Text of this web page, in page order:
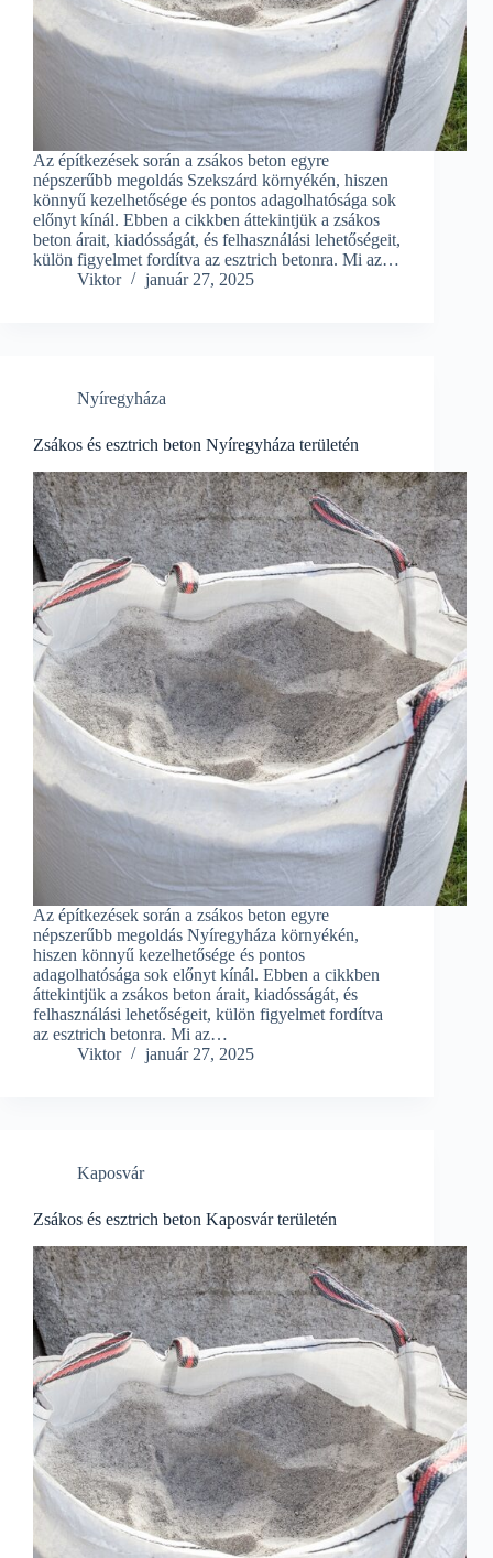
Az építkezések során a zsákos beton egyre
népszerűbb megoldás Szekszárd környékén, hiszen
könnyű kezelhetősége és pontos adagolhatósága sok
előnyt kínál. Ebben a cikkben áttekintjük a zsákos
beton árait, kiadósságát, és felhasználási lehetőségeit,
külön figyelmet fordítva az esztrich betonra. Mi az…
Viktor
január 27, 2025
Nyíregyháza
Zsákos és esztrich beton Nyíregyháza területén
Az építkezések során a zsákos beton egyre
népszerűbb megoldás Nyíregyháza környékén,
hiszen könnyű kezelhetősége és pontos
adagolhatósága sok előnyt kínál. Ebben a cikkben
áttekintjük a zsákos beton árait, kiadósságát, és
felhasználási lehetőségeit, külön figyelmet fordítva
az esztrich betonra. Mi az…
Viktor
január 27, 2025
Kaposvár
Zsákos és esztrich beton Kaposvár területén